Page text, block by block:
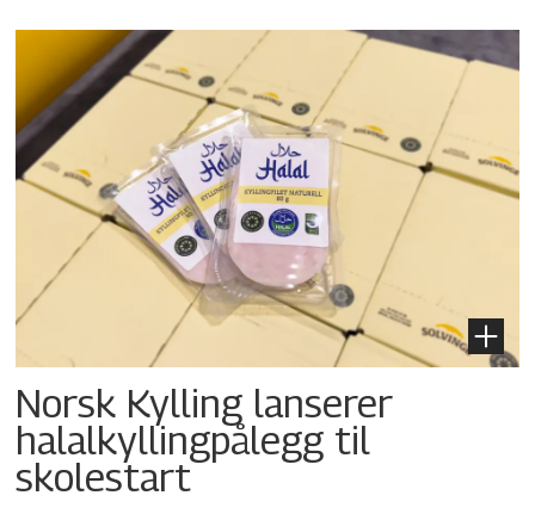
Norsk Kylling lanserer
halalkyllingpålegg til
skolestart